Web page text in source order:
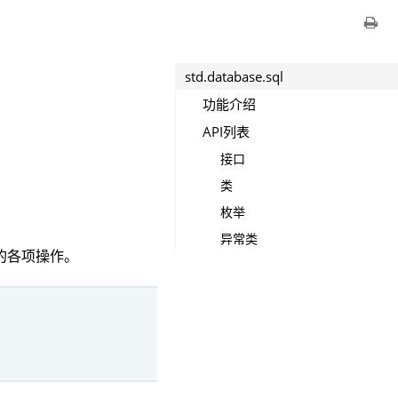
项操作。
std.database.sql
功能介绍
API列表
接口
类
枚举
异常类